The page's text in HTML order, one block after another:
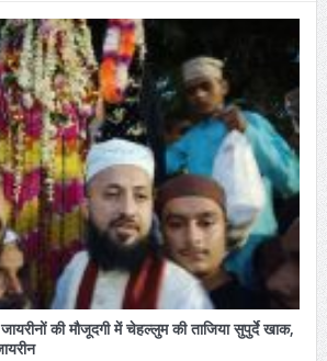
की मौजूदगी में चेहल्लुम की ताजिया सुपुर्दे खाक,